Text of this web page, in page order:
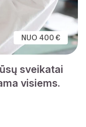
NUO 400 €
sveikatai
visiems.